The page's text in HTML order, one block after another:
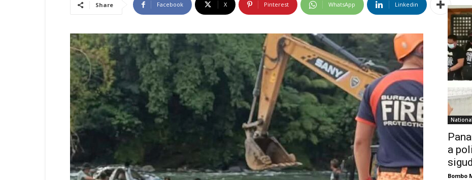
Share Facebook X Pinterest WhatsApp Linkedin
a
Bombo